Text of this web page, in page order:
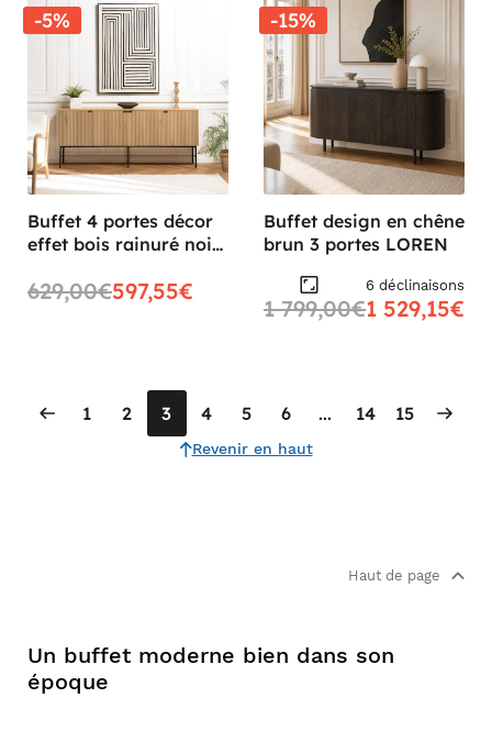
-5%
Buffet 4 portes décor
effet bois rainuré noir
629,00€597,55€
-15%
Buffet design en chêne
brun 3 portes LOREN
6 déclinaisons
1 799,00€1 529,15€
Revenir en haut
1 2 3 4 5 6 ... 14 15
Haut de page
Un buffet moderne bien dans son
époque